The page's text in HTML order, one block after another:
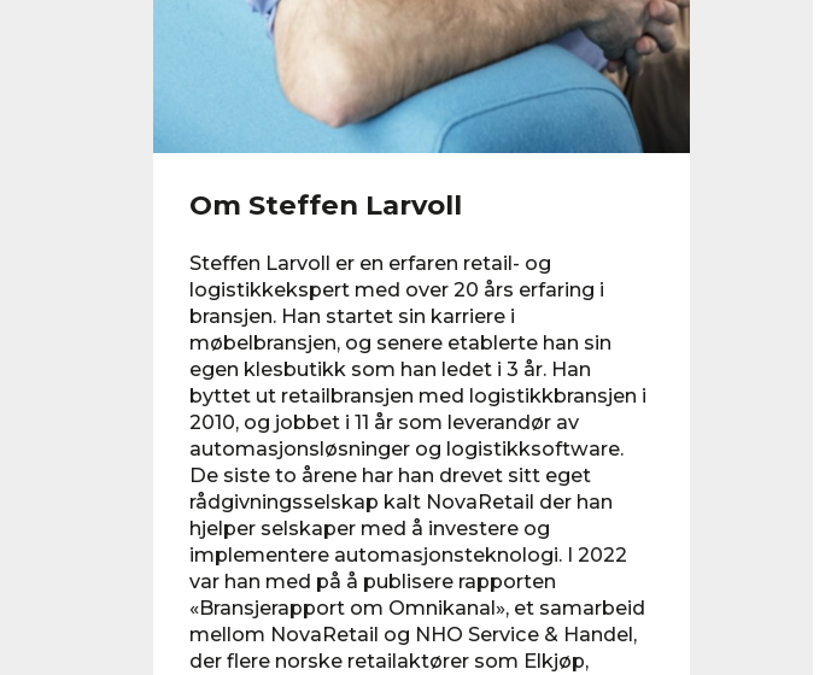
Om Steffen Larvoll
Steffen Larvoll er en erfaren retail- og
logistikkekspert med over 20 års erfaring i
bransjen. Han startet sin karriere i
møbelbransjen, og senere etablerte han sin
egen klesbutikk som han ledet i 3 år. Han
byttet ut retailbransjen med logistikkbransjen i
2010, og jobbet i 11 år som leverandør av
automasjonsløsninger og logistikksoftware.
De siste to årene har han drevet sitt eget
rådgivningsselskap kalt NovaRetail der han
hjelper selskaper med å investere og
implementere automasjonsteknologi. I 2022
var han med på å publisere rapporten
«Bransjerapport om Omnikanal», et samarbeid
mellom NovaRetail og NHO Service & Handel,
der flere norske retailaktører som Elkjøp,